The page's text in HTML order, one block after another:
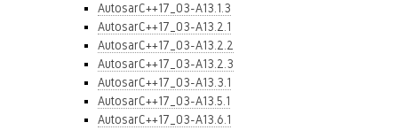
AutosarC++17_03-A13.1.3
AutosarC++17_03-A13.2.1
AutosarC++17_03-A13.2.2
AutosarC++17_03-A13.2.3
AutosarC++17_03-A13.3.1
AutosarC++17_03-A13.5.1
AutosarC++17_03-A13.6.1